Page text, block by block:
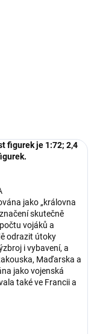
figurek je 1:72; 2,4
jako „královna
skutečně
vojáků a
odrazit útoky
i vybavení, a
Maďarska a
jako vojenská
také ve Francii a